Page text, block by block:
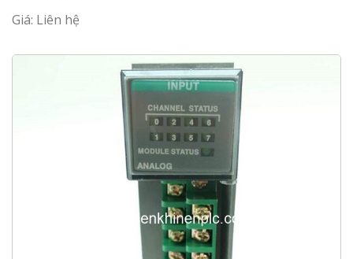
Giá: Liên hệ